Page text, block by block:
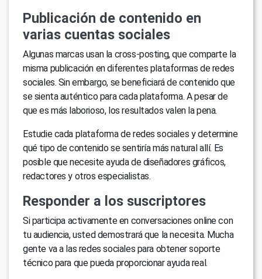
Publicación de contenido en
varias cuentas sociales
Algunas marcas usan la cross-posting, que comparte la
misma publicación en diferentes plataformas de redes
sociales. Sin embargo, se beneficiará de contenido que
se sienta auténtico para cada plataforma. A pesar de
que es más laborioso, los resultados valen la pena.
Estudie cada plataforma de redes sociales y determine
qué tipo de contenido se sentiría más natural allí. Es
posible que necesite ayuda de diseñadores gráficos,
redactores y otros especialistas.
Responder a los suscriptores
Si participa activamente en conversaciones online con
tu audiencia, usted demostrará que la necesita. Mucha
gente va a las redes sociales para obtener soporte
técnico para que pueda proporcionar ayuda real.